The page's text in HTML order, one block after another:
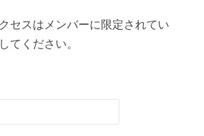
セスはメンバーに限定されてい
てください。